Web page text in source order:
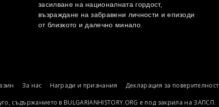
засилване на националната гордост,
възраждане на забравени личности и епизоди
от близкото и далечно минало.
За нас Награди и признания Декларация за поверителност
съдържанието в BULGARIANHISTORY.ORG е под закрила на ЗАПСП.